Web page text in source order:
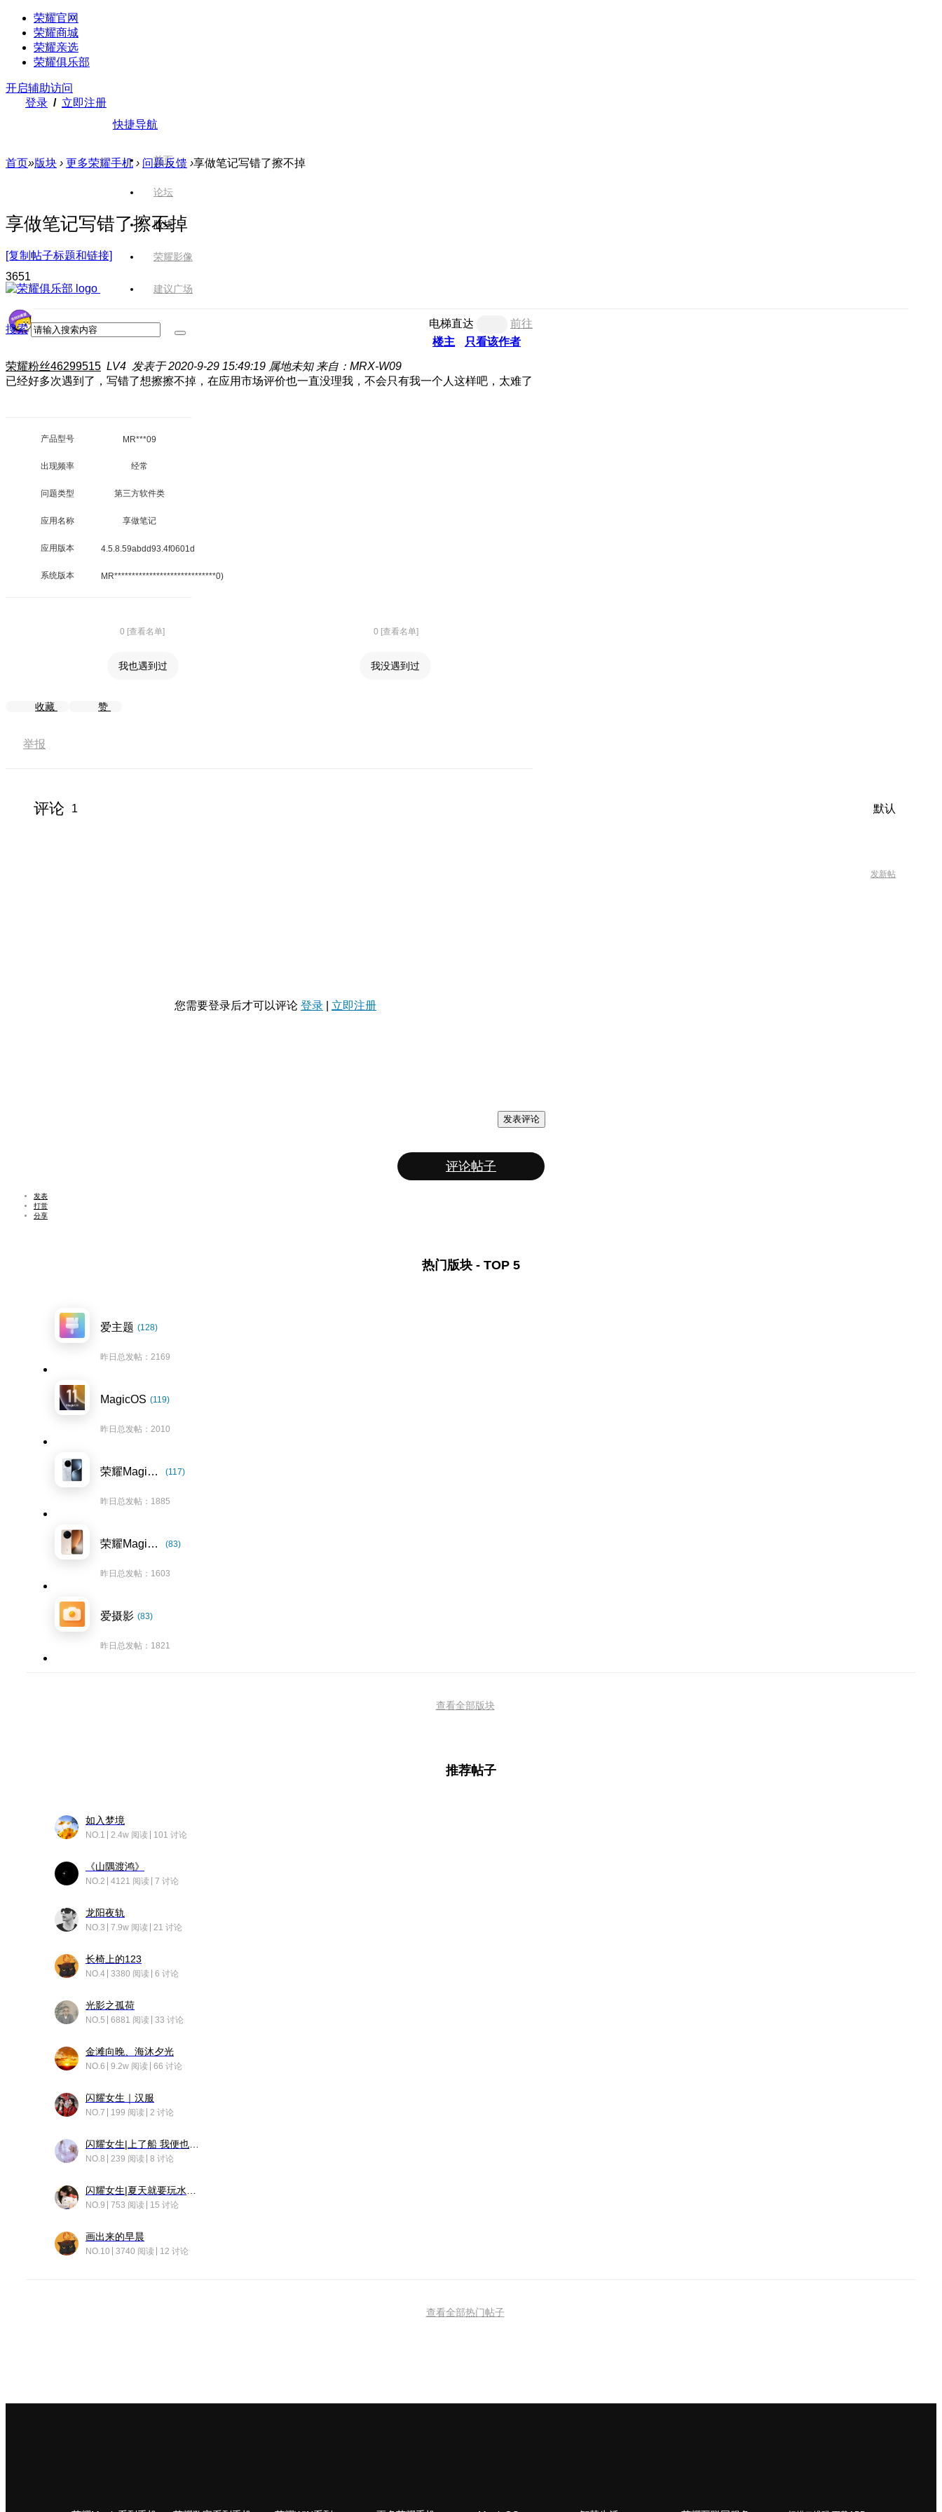
荣耀官网
荣耀商城
荣耀亲选
荣耀俱乐部
开启辅助访问
登录 / 立即注册
快捷导航
首页
论坛
版块
荣耀影像
建议广场
搜索
首页»版块 › 更多荣耀手机 › 问题反馈 ›享做笔记写错了擦不掉
享做笔记写错了擦不掉
[复制帖子标题和链接]
3651
电梯直达
前往
楼主
只看该作者
荣耀粉丝46299515 LV4 发表于 2020-9-29 15:49:19 属地未知 来自：MRX-W09
已经好多次遇到了，写错了想擦擦不掉，在应用市场评价也一直没理我，不会只有我一个人这样吧，太难了
产品型号 MR***09
出现频率 经常
问题类型 第三方软件类
应用名称 享做笔记
应用版本 4.5.8.59abdd93.4f0601d
系统版本 MR*****************************0)
0 [查看名单] 0 [查看名单]
我也遇到过 我没遇到过
收藏 赞
举报
评论 1 默认
发新帖
您需要登录后才可以评论 登录 立即注册
发表评论
评论帖子
发表
打赏
分享
热门版块 - TOP 5
爱主题 (128)
昨日总发帖：2169
MagicOS (119)
昨日总发帖：2010
荣耀Magic7系列 (117)
昨日总发帖：1885
荣耀Magic8系列 (83)
昨日总发帖：1603
爱摄影 (83)
昨日总发帖：1821
查看全部版块
推荐帖子
如入梦境
NO.1 2.4w 阅读 101 讨论
《山隅渡鸿》
NO.2 4121 阅读 7 讨论
龙阳夜轨
NO.3 7.9w 阅读 21 讨论
长椅上的123
NO.4 3380 阅读 6 讨论
光影之孤荷
NO.5 6881 阅读 33 讨论
金滩向晚、海沐夕光
NO.6 9.2w 阅读 66 讨论
闪耀女生｜汉服
NO.7 199 阅读 2 讨论
NO.8 239 阅读 8 讨论
NO.9 753 阅读 15 讨论
画出来的早晨
NO.10 3740 阅读 12 讨论
查看全部热门帖子